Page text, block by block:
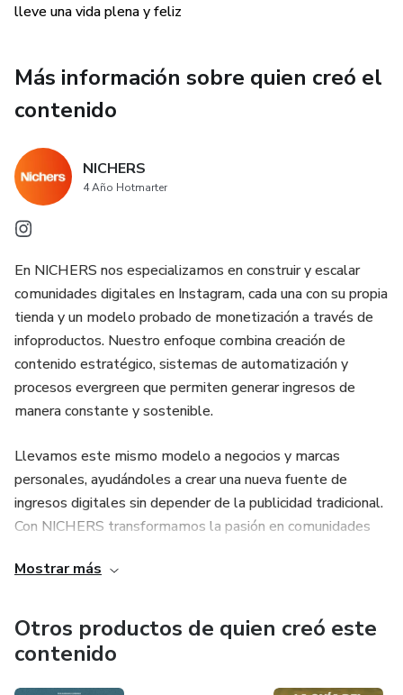
complicaciones ni dudas.
✅ Precio especial por tiempo limitado
¡Haz feliz a tu Pug y gana tranquilidad hoy mismo!
lleve una vida plena y feliz
Más información sobre quien creó el
contenido
NICHERS
4 Año Hotmarter
En NICHERS nos especializamos en construir y escalar
comunidades digitales en Instagram, cada una con su propia
tienda y un modelo probado de monetización a través de
infoproductos. Nuestro enfoque combina creación de
contenido estratégico, sistemas de automatización y
procesos evergreen que permiten generar ingresos de
manera constante y sostenible.
Llevamos este mismo modelo a negocios y marcas
personales, ayudándoles a crear una nueva fuente de
ingresos digitales sin depender de la publicidad tradicional.
Con NICHERS transformamos la pasión en comunidades
Mostrar más
Otros productos de quien creó este
contenido